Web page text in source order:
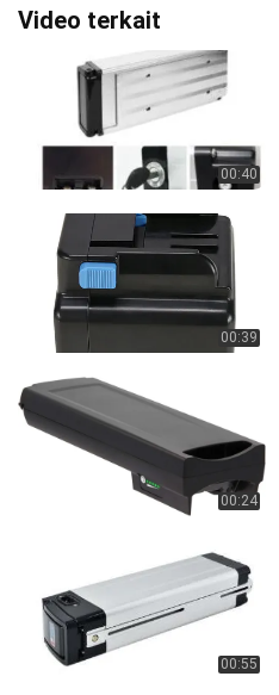
Video terkait
00:40
00:39
00:24
00:55